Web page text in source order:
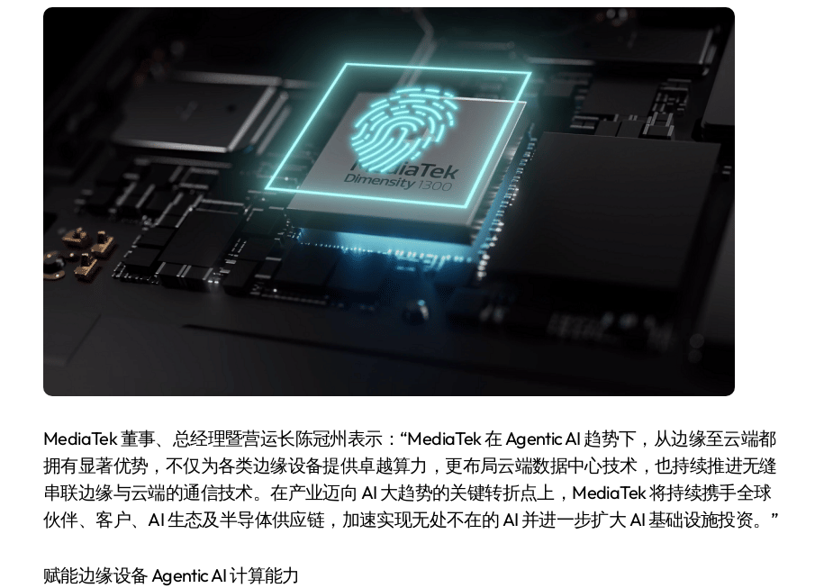
小米涨价！K90跳上3099，小米17标准版逼近4800
长鑫上市只是开胃菜：合肥正在下一盘你看不懂的大棋
耳机低音像白开水？90%的人第一步就做错了
复古玩家狂喜：Anbernic第三次复刻GBA SP，情怀拉满
Xbox 360 游戏终于要登 PC，光盘党也能“以盘换数”了？
AirTag 新版到底香不香？一篇帮你避坑+种草
苹果三星偷偷在用的“无感切换”，索尼Bose却学不会？一文讲透
Apple Watch 表盘还能这么玩？保姆级教程，有手就会！
追觅清洁电器全球累计出货量破4000万台，技术创新驱动多品类增长
MediaTek 董事、总经理暨营运长陈冠州表示：“MediaTek 在 Agentic AI 趋势下，从边缘至云端都
拥有显著优势，不仅为各类边缘设备提供卓越算力，更布局云端数据中心技术，也持续推进无缝
串联边缘与云端的通信技术。在产业迈向 AI 大趋势的关键转折点上，MediaTek 将持续携手全球
伙伴、客户、AI 生态及半导体供应链，加速实现无处不在的 AI 并进一步扩大 AI 基础设施投资。”
赋能边缘设备 Agentic AI 计算能力